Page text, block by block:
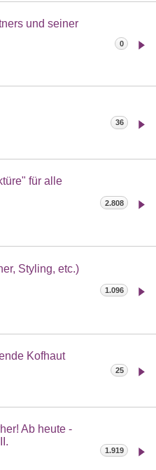
und seiner
0
36
für alle
2.808
Styling, etc.)
1.096
Kofhaut
25
Ab heute -
1.919